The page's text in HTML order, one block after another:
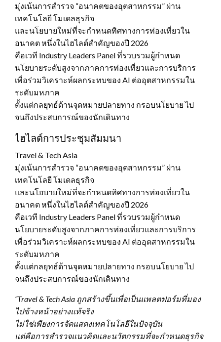
มุ่งเน้นการสำรวจ “อนาคตของอุตสาหกรรม” ผ่าน
เทคโนโลยี โมเดลธุรกิจ
และนโยบายใหม่ที่จะกำหนดทิศทางการท่องเที่ยวใน
อนาคต หนึ่งในไฮไลต์สำคัญของปี 2026
คือเวที Industry Leaders Panel ที่รวบรวมผู้กำหนด
นโยบายระดับสูงจากภาคการท่องเที่ยวและการบริการ
เพื่อร่วมวิเคราะห์ผลกระทบของ AI ต่ออุตสาหกรรมใน
ระดับมหภาค
ตั้งแต่กลยุทธ์ด้านจุดหมายปลายทาง กรอบนโยบาย ไป
จนถึงประสบการณ์ของนักเดินทาง
ไฮไลต์การประชุมสัมมนา
Travel & Tech Asia
มุ่งเน้นการสำรวจ “อนาคตของอุตสาหกรรม” ผ่าน
เทคโนโลยี โมเดลธุรกิจ
และนโยบายใหม่ที่จะกำหนดทิศทางการท่องเที่ยวใน
อนาคต หนึ่งในไฮไลต์สำคัญของปี 2026
คือเวที Industry Leaders Panel ที่รวบรวมผู้กำหนด
นโยบายระดับสูงจากภาคการท่องเที่ยวและการบริการ
เพื่อร่วมวิเคราะห์ผลกระทบของ AI ต่ออุตสาหกรรมใน
ระดับมหภาค
ตั้งแต่กลยุทธ์ด้านจุดหมายปลายทาง กรอบนโยบาย ไป
จนถึงประสบการณ์ของนักเดินทาง
“Travel & Tech Asia ถูกสร้างขึ้นเพื่อเป็นแพลตฟอร์มที่มอง
ไปข้างหน้าอย่างแท้จริง
ไม่ใช่เพียงการจัดแสดงเทคโนโลยีในปัจจุบัน
แต่คือการสำรวจแนวคิดและนวัตกรรมที่จะกำหนดธุรกิจ